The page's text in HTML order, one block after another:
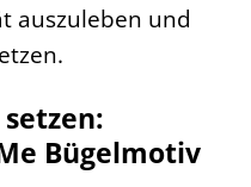
auszuleben und
Bügelmotiv